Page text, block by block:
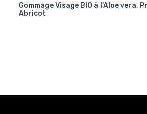
Gommage Visage BIO à l'Aloe vera,
Abricot